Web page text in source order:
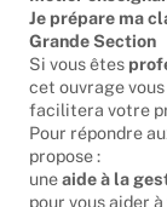
Métier
Je prépare ma
Grande Section
Si vous êtes
cet ouvrage
facilitera votre
Pour répondre
propose :
uneaide à la